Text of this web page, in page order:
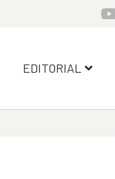
EDITORIAL